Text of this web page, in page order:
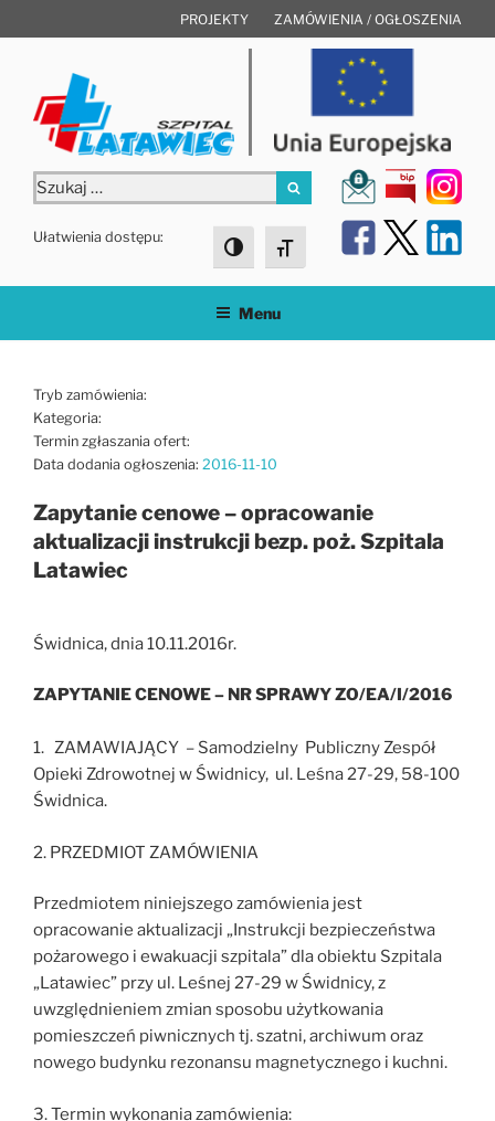
do
PROJEKTY ZAMÓWIENIA / OGŁOSZENIA
Szukaj:
Szukaj
Ułatwienia dostępu:
Toggle High Contrast
Toggle Font size
Menu
Tryb zamówienia:
Kategoria:
Termin zgłaszania ofert:
Data dodania ogłoszenia: 2016-11-10
Zapytanie cenowe – opracowanie
aktualizacji instrukcji bezp. poż. Szpitala
Latawiec
Świdnica, dnia 10.11.2016r.
ZAPYTANIE CENOWE – NR SPRAWY ZO/EA/I/2016
1. ZAMAWIAJĄCY – Samodzielny Publiczny Zespół
Opieki Zdrowotnej w Świdnicy, ul. Leśna 27-29, 58-100
Świdnica.
2. PRZEDMIOT ZAMÓWIENIA
Przedmiotem niniejszego zamówienia jest
opracowanie aktualizacji „Instrukcji bezpieczeństwa
pożarowego i ewakuacji szpitala” dla obiektu Szpitala
„Latawiec” przy ul. Leśnej 27-29 w Świdnicy, z
uwzględnieniem zmian sposobu użytkowania
pomieszczeń piwnicznych tj. szatni, archiwum oraz
nowego budynku rezonansu magnetycznego i kuchni.
3. Termin wykonania zamówienia: